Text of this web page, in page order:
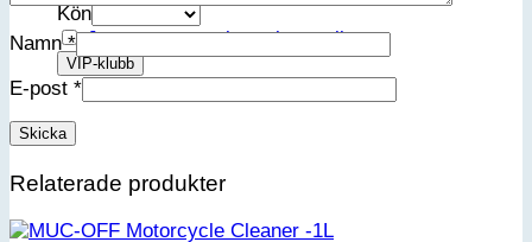
Kön
Jag accepterar integritetspolicyn
Namn*
E-post *
Relaterade produkter